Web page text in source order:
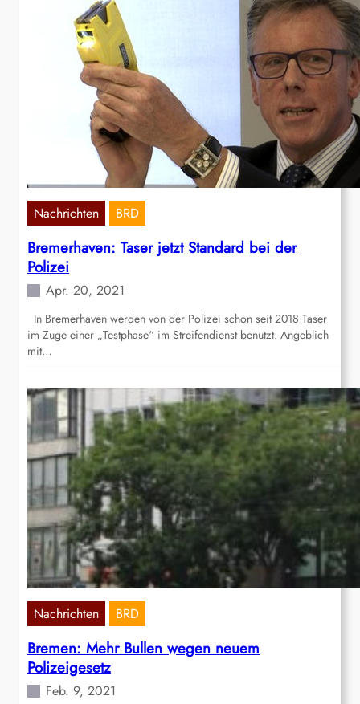
Nachrichten BRD
Bremerhaven: Taser jetzt Standard bei der
Polizei
Apr. 20, 2021
In Bremerhaven werden von der Polizei schon seit 2018 Taser
im Zuge einer „Testphase“ im Streifendienst benutzt. Angeblich
mit…
Nachrichten BRD
Bremen: Mehr Bullen wegen neuem
Polizeigesetz
Feb. 9, 2021